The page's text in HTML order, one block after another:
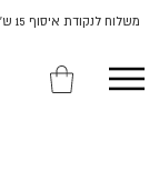
משלוח לנקודת איסוף 15 ש"ח